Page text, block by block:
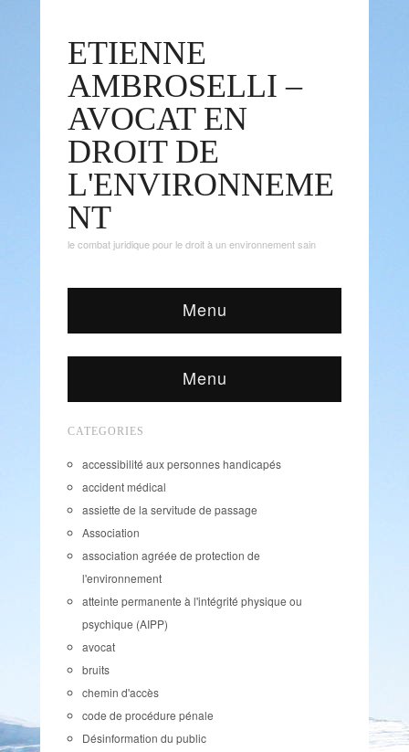
ETIENNE
AMBROSELLI –
AVOCAT EN
DROIT DE
L'ENVIRONNEME
NT
le combat juridique pour le droit à un environnement sain
Menu
Menu
CATEGORIES
accessibilité aux personnes handicapés
accident médical
assiette de la servitude de passage
Association
association agréée de protection de
l'environnement
atteinte permanente à l'intégrité physique ou
psychique (AIPP)
avocat
bruits
chemin d'accès
code de procédure pénale
Désinformation du public